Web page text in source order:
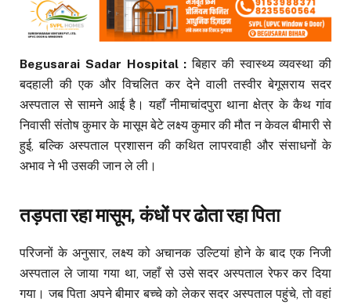
Begusarai Sadar Hospital :बिहार की स्वास्थ्य व्यवस्था की
बदहाली की एक और विचलित कर देने वाली तस्वीर बेगूसराय सदर
अस्पताल से सामने आई है। यहाँ नीमाचांदपुरा थाना क्षेत्र के कैथ गांव
निवासी संतोष कुमार के मासूम बेटे लक्ष्य कुमार की मौत न केवल बीमारी से
हुई, बल्कि अस्पताल प्रशासन की कथित लापरवाही और संसाधनों के
अभाव ने भी उसकी जान ले ली।
तड़पता रहा मासूम, कंधों पर ढोता रहा पिता
परिजनों के अनुसार, लक्ष्य को अचानक उल्टियां होने के बाद एक निजी
अस्पताल ले जाया गया था, जहाँ से उसे सदर अस्पताल रेफर कर दिया
गया। जब पिता अपने बीमार बच्चे को लेकर सदर अस्पताल पहुंचे, तो वहां